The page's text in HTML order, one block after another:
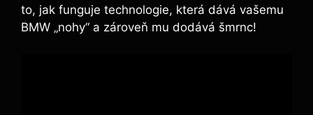
to, jak funguje technologie, která dává vašemu
BMW „nohy“ a zároveň mu dodává šmrnc!